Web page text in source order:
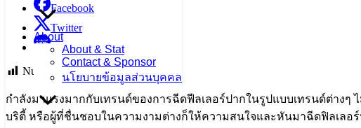
About
About & Stat
Contact & Sponsor
นโยบายข้อมูลส่วนบุคคล
Facebook
Twitter
Line
Number of Readers: 1,090
กำลังมาแรงมากกับเทรนด์ของการฉีดฟีลเลอร์ปากในรูปแบบเทรนด์ต่างๆ
บริตี้ หรือผู้ที่ชื่นชอบในความงามต่างก็ให้ความสนใจและหันมาฉีดฟิลเล